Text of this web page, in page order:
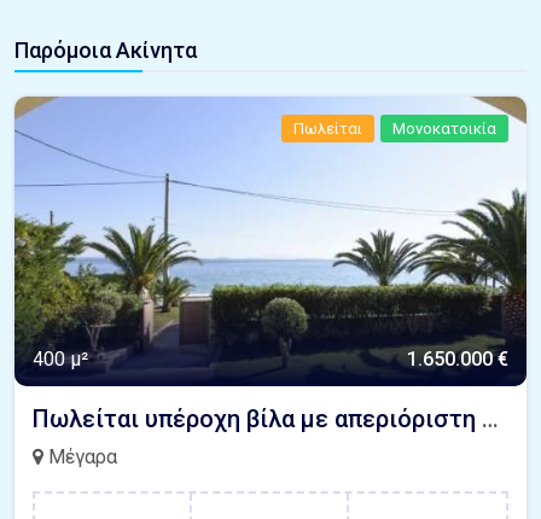
Παρόμοια Ακίνητα
Πωλείται Μονοκατοικία
400 μ² 1.650.000 €
Πωλείται υπέροχη βίλα με απεριόριστη θέα στη θάλασσα, Κινέτα Μέγαρα
Μέγαρα